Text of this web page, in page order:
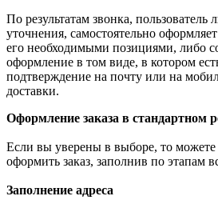
По результатам звонка, пользователь
уточнения, самостоятельно
его необходимыми позициями, либо
оформление в том виде, в котором
подтверждение на почту или на
доставки.
Оформление заказа в стандартном
Если вы уверены в выборе, то можете
оформить заказ, заполнив по этапам
Заполнение адреса